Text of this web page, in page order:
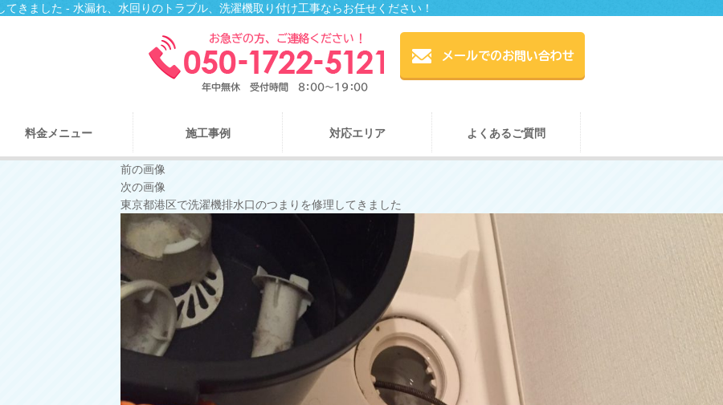
きました - 水漏れ、水回りのトラブル、洗濯機取り付け工事ならお任せください！
料金メニュー 施工事例 対応エリア よくあるご質問
前の画像
次の画像
東京都港区で洗濯機排水口のつまりを修理してきました